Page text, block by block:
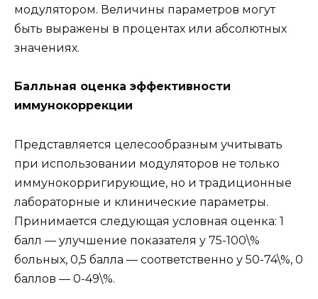
модулятором. Величины параметров могут
быть выражены в процентах или абсолютных
значениях.
Балльная оценка эффективности
иммунокоррекции
Представляется целесообразным учитывать
при использовании модуляторов не только
иммунокорригирующие, но и традиционные
лабораторные и клинические параметры.
Принимается следующая условная оценка: 1
балл — улучшение показателя у 75-100\%
больных, 0,5 балла — соответственно у 50-74\%, 0
баллов — 0-49\%.